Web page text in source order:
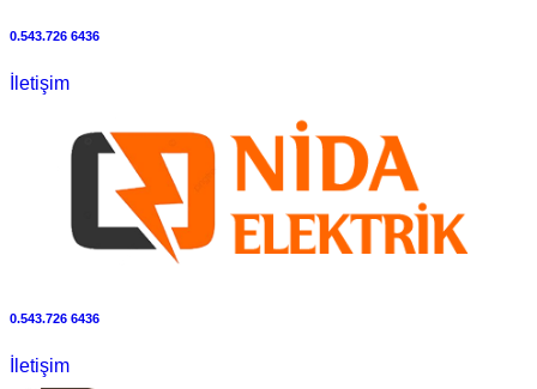
0.543.726 6436
İletişim
0.543.726 6436
İletişim